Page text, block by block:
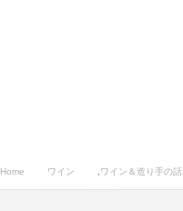
Home ワイン ワイン＆造り手の話